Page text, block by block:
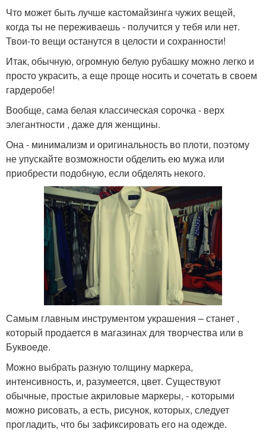
Что может быть лучше кастомайзинга чужих вещей,
когда ты не переживаешь - получится у тебя или нет.
Твои-то вещи останутся в целости и сохранности!
Итак, обычную, огромную белую рубашку можно легко и
просто украсить, а еще проще носить и сочетать в своем
гардеробе!
Вообще, сама белая классическая сорочка - верх
элегантности , даже для женщины.
Она - минимализм и оригинальность во плоти, поэтому
не упускайте возможности обделить ею мужа или
приобрести подобную, если обделять некого.
Самым главным инструментом украшения – станет ,
который продается в магазинах для творчества или в
Буквоеде.
Можно выбрать разную толщину маркера,
интенсивность, и, разумеется, цвет. Существуют
обычные, простые акриловые маркеры, - которыми
можно рисовать, а есть, рисунок, которых, следует
прогладить, что бы зафиксировать его на одежде.